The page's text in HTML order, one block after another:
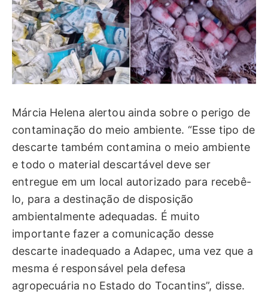
Márcia Helena alertou ainda sobre o perigo de
contaminação do meio ambiente. “Esse tipo de
descarte também contamina o meio ambiente
e todo o material descartável deve ser
entregue em um local autorizado para recebê-
lo, para a destinação de disposição
ambientalmente adequadas. É muito
importante fazer a comunicação desse
descarte inadequado a Adapec, uma vez que a
mesma é responsável pela defesa
agropecuária no Estado do Tocantins”, disse.